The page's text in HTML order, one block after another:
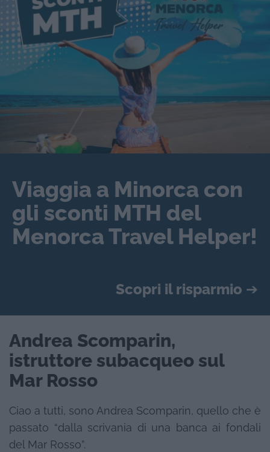
Viaggia a Minorca con
gli sconti MTH del
Menorca Travel Helper!
Scopri il risparmio ➔
Andrea Scomparin,
istruttore subacqueo sul
Mar Rosso
Ciao a tutti, sono Andrea Scomparin, quello che è
passato “dalla scrivania di una banca ai fondali
del Mar Rosso”.